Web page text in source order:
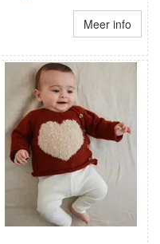
Meer info